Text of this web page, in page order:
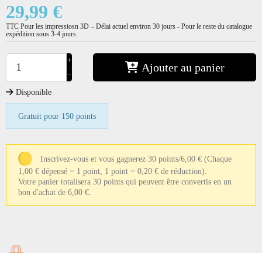
29,99 €
TTC Pour les impressiosn 3D – Délai actuel environ 30 jours - Pour le reste du catalogue
expédition sous 3-4 jours.
+
−
Ajouter au panier
Disponible
Gratuit pour 150 points
Inscrivez-vous et vous gagnerez 30 points/6,00 € (Chaque
1,00 € dépensé = 1 point, 1 point = 0,20 € de réduction).
Votre panier totalisera 30 points qui peuvent être convertis en un
bon d'achat de 6,00 €.